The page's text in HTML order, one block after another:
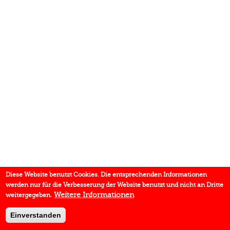
Diese Website benutzt Cookies. Die entsprechenden Informationen
werden nur für die Verbesserung der Website benutzt und nicht an Dritte
weitergegeben. Weitere Informationen
Einverstanden